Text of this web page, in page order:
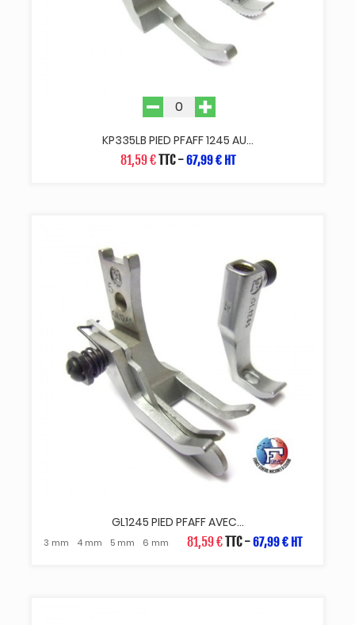
KP335LB PIED PFAFF 1245 AU...
81,59 €TTC-67,99 € HT
GL1245 PIED PFAFF AVEC...
3 mm 4 mm 5 mm 6 mm 81,59 €TTC-67,99 € HT